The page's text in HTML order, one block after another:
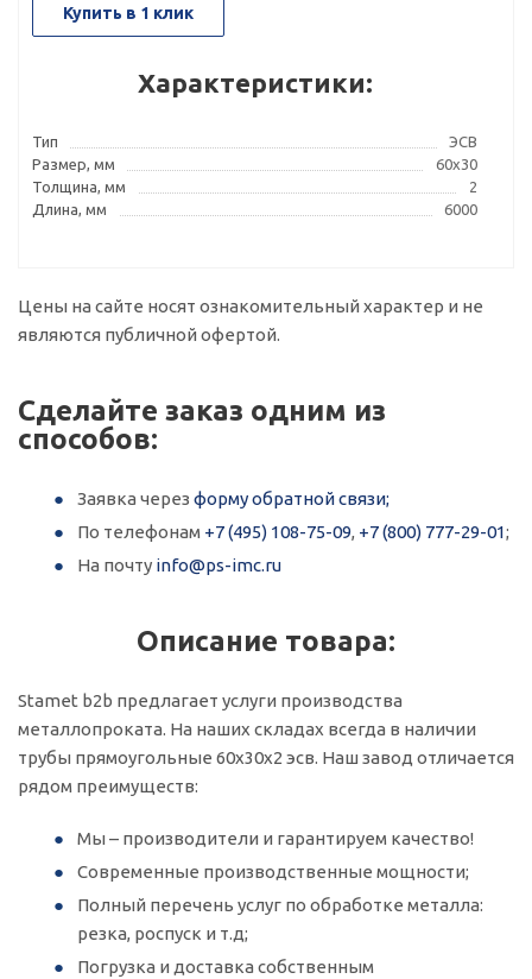
Купить в 1 клик
Характеристики:
Тип
ЭСВ
Размер, мм
60x30
Толщина, мм
2
Длина, мм
6000
Цены на сайте носят ознакомительный характер и не
являются публичной офертой.
Сделайте заказ одним из
способов:
Заявка через форму обратной связи;
По телефонам +7 (495) 108-75-09, +7 (800) 777-29-01;
На почту info@ps-imc.ru
Описание товара:
Stamet b2b предлагает услуги производства
металлопроката. На наших складах всегда в наличии
трубы прямоугольные 60х30х2 эсв. Наш завод отличается
рядом преимуществ:
Мы – производители и гарантируем качество!
Современные производственные мощности;
Полный перечень услуг по обработке металла:
резка, роспуск и т.д;
Погрузка и доставка собственным